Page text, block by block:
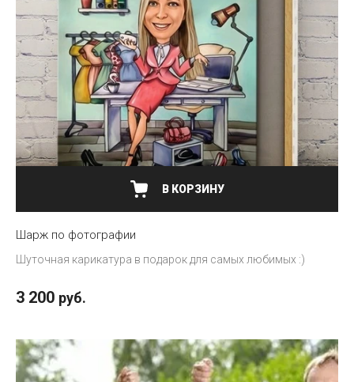
В КОРЗИНУ
Шарж по фотографии
Шуточная карикатура в подарок для самых любимых :)
3 200 руб.